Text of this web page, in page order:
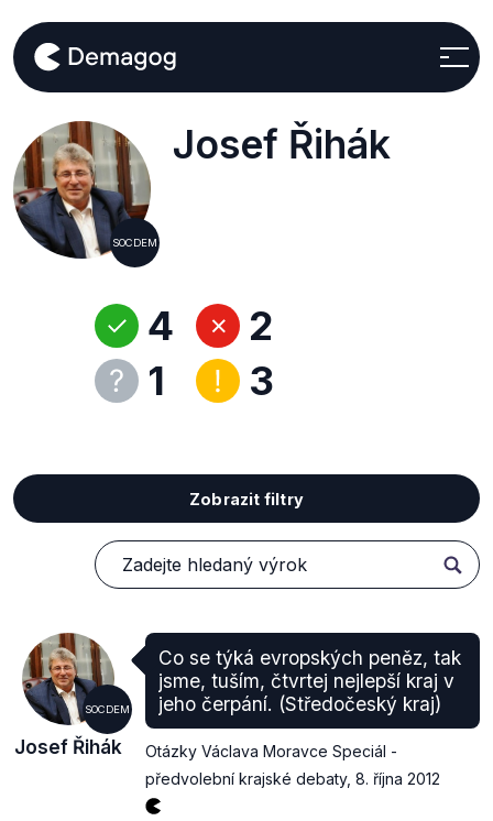
SOCDEM
Josef Řihák
4
1
2
3
Zobrazit filtry
SOCDEM
Josef Řihák
Co se týká evropských peněz, tak
jsme, tuším, čtvrtej nejlepší kraj v
jeho čerpání. (Středočeský kraj)
Otázky Václava Moravce Speciál -
předvolební krajské debaty, 8. října 2012